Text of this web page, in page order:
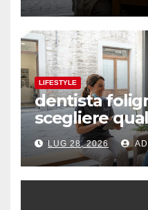
LIFESTYLE
dentista
scegliere
prevenzione
LUG 28, 2026